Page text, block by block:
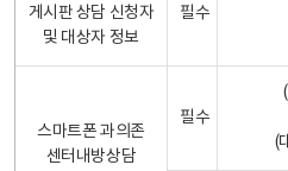
게시판 상담 신청자
및 대상자 정보
필수
스마트폰 과의존
센터내방상담
필수
(